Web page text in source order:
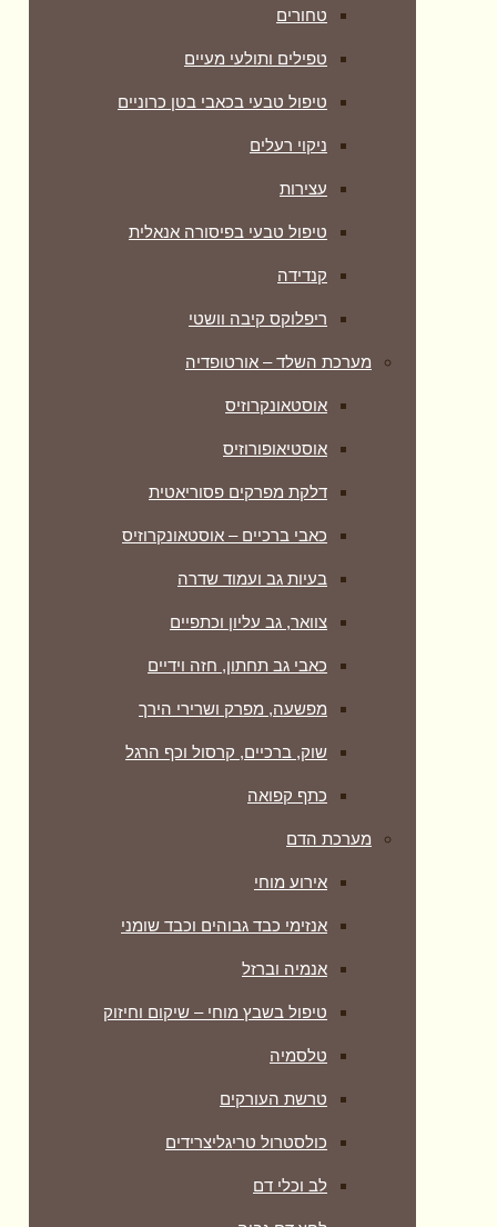
טחורים
טפילים ותולעי מעיים
טיפול טבעי בכאבי בטן כרוניים
ניקוי רעלים
עצירות
טיפול טבעי בפיסורה אנאלית
קנדידה
ריפלוקס קיבה וושטי
מערכת השלד – אורטופדיה
אוסטאונקרוזיס
אוסטיאופורוזיס
דלקת מפרקים פסוריאטית
כאבי ברכיים – אוסטאונקרוזיס
בעיות גב ועמוד שדרה
צוואר, גב עליון וכתפיים
כאבי גב תחתון, חזה וידיים
מפשעה, מפרק ושרירי הירך
שוק, ברכיים, קרסול וכף הרגל
כתף קפואה
מערכת הדם
אירוע מוחי
אנזימי כבד גבוהים וכבד שומני
אנמיה וברזל
טיפול בשבץ מוחי – שיקום וחיזוק
טלסמיה
טרשת העורקים
כולסטרול טריגליצרידים
לב וכלי דם